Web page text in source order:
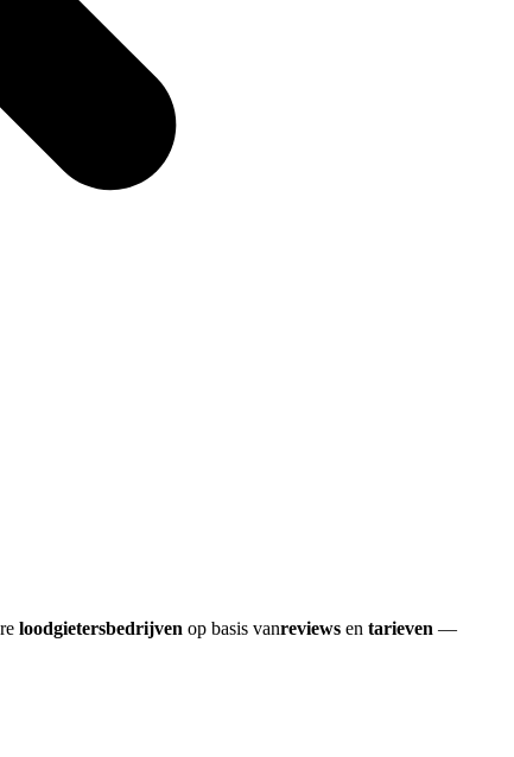
loodgietersbedrijven op basis vanreviews en tarieven —